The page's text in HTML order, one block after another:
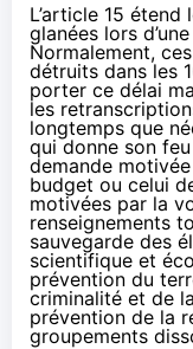
L’article 15
glanées lors
Normalement,
détruits dans les
porter ce délai
les
longtemps que
qui donne son
demande
budget ou celui
motivées par la
renseignements
sauvegarde des
scientifique et
prévention du
criminalité et de
prévention de la
groupements